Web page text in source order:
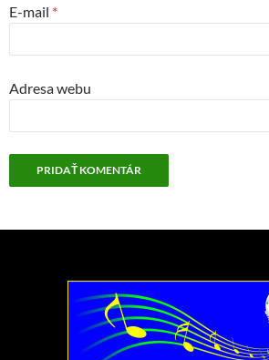
E-mail *
Adresa webu